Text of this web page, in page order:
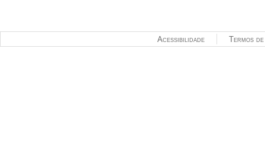
Termos
Acessibilidade